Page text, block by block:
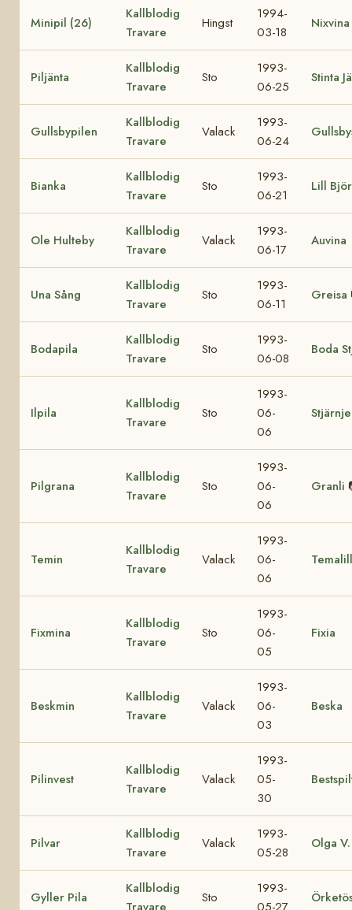
Minipil (26)
Kallblodig
Travare
Hingst
1994-
03-18
Piljänta
Kallblodig
Travare
Sto
1993-
06-25
Stinta
Gullsbypilen
Kallblodig
Travare
Valack
1993-
06-24
Bianka
Kallblodig
Travare
Sto
1993-
06-21
Lill
Ole Hulteby
Kallblodig
Travare
Valack
1993-
06-17
Auvina
Una Sång
Kallblodig
Travare
Sto
1993-
06-11
Greisa
Bodapila
Kallblodig
Travare
Sto
1993-
06-08
Boda
Ilpila
Kallblodig
Travare
Sto
1993-
06-
06
Pilgrana
Kallblodig
Travare
Sto
1993-
06-
06
Granli
Temin
Kallblodig
Travare
Valack
1993-
06-
06
Temalill
Fixmina
Kallblodig
Travare
Sto
1993-
06-
05
Fixia
Beskmin
Kallblodig
Travare
Valack
1993-
06-
03
Beska
Pilinvest
Kallblodig
Travare
Valack
1993-
05-
30
Pilvar
Kallblodig
Travare
Valack
1993-
05-28
Olga V.
Gyller Pila
Kallblodig
Travare
Sto
1993-
05-27